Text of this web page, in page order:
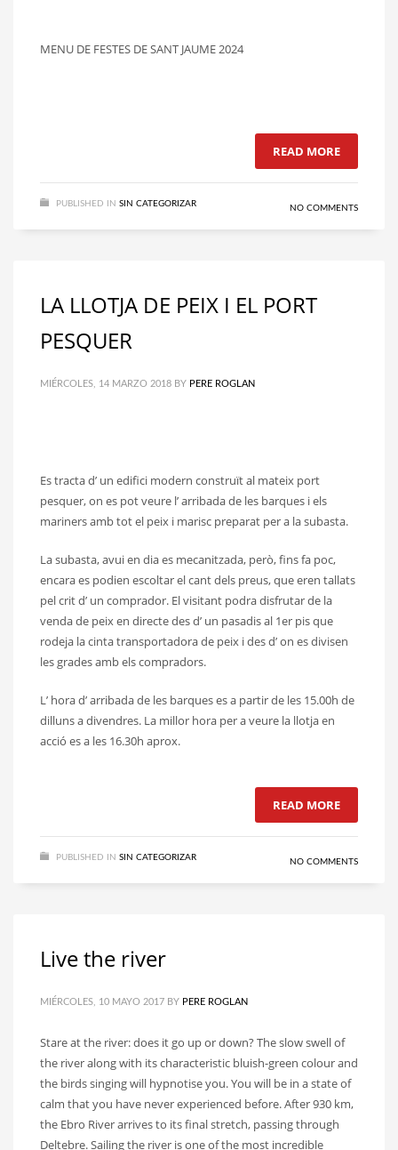
MENU DE FESTES DE SANT JAUME 2024
READ MORE
PUBLISHED IN SIN CATEGORIZAR NO COMMENTS
LA LLOTJA DE PEIX I EL PORT
PESQUER
MIÉRCOLES, 14 MARZO 2018 BY PERE ROGLAN
Es tracta d’ un edifici modern construït al mateix port
pesquer, on es pot veure l’ arribada de les barques i els
mariners amb tot el peix i marisc preparat per a la subasta.
La subasta, avui en dia es mecanitzada, però, fins fa poc,
encara es podien escoltar el cant dels preus, que eren tallats
pel crit d’ un comprador. El visitant podra disfrutar de la
venda de peix en directe des d’ un pasadis al 1er pis que
rodeja la cinta transportadora de peix i des d’ on es divisen
les grades amb els compradors.
L’ hora d’ arribada de les barques es a partir de les 15.00h de
dilluns a divendres. La millor hora per a veure la llotja en
acció es a les 16.30h aprox.
READ MORE
PUBLISHED IN SIN CATEGORIZAR NO COMMENTS
Live the river
MIÉRCOLES, 10 MAYO 2017 BY PERE ROGLAN
Stare at the river: does it go up or down? The slow swell of
the river along with its characteristic bluish-green colour and
the birds singing will hypnotise you. You will be in a state of
calm that you have never experienced before. After 930 km,
the Ebro River arrives to its final stretch, passing through
Deltebre. Sailing the river is one of the most incredible